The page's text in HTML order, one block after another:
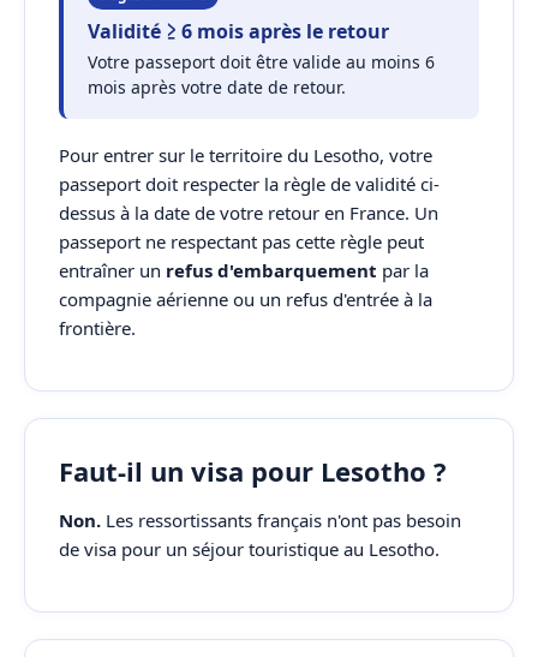
Validité ≥ 6 mois après le retour
Votre passeport doit être valide au moins 6
mois après votre date de retour.
Pour entrer sur le territoire du Lesotho, votre
passeport doit respecter la règle de validité ci-
dessus à la date de votre retour en France. Un
passeport ne respectant pas cette règle peut
entraîner un refus d'embarquement par la
compagnie aérienne ou un refus d'entrée à la
frontière.
Faut-il un visa pour Lesotho ?
Non. Les ressortissants français n'ont pas besoin
de visa pour un séjour touristique au Lesotho.